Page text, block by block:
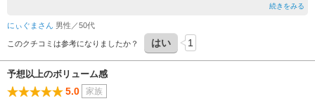
天ぷら定食には「りゅうきゅう」の小鉢、刺身定食にはカレイのフライが付いていま
味しかったです。
続きをみる
にぃぐまさん 男性／50代
このクチコミは参考になりましたか？ はい 1
予想以上のボリューム感
5.0 家族